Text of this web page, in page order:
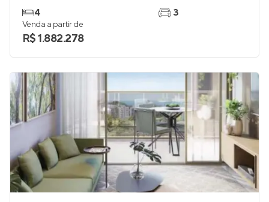
4
3
Venda a partir de
R$ 1.882.278